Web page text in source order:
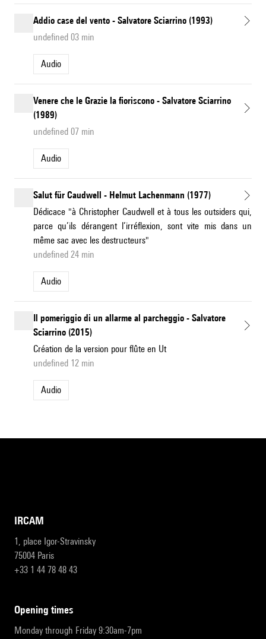
Addio case del vento - Salvatore Sciarrino (1993)
undefined 03 min
Audio
Venere che le Grazie la fioriscono - Salvatore Sciarrino
(1989)
undefined 07 min
Audio
Salut für Caudwell - Helmut Lachenmann (1977)
Dédicace "à Christopher Caudwell et à tous les outsiders qui,
parce qu’ils dérangent l’irréflexion, sont vite mis dans un
même sac avec les destructeurs"
undefined 24 min
Audio
Il pomeriggio di un allarme al parcheggio - Salvatore
Sciarrino (2015)
Création de la version pour flûte en Ut
undefined 12 min
Audio
IRCAM
1, place Igor-Stravinsky
75004 Paris
+33 1 44 78 48 43
opening times
Monday through Friday 9:30am-7pm